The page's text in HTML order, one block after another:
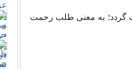
گردد؛ به معنی طلب رحمت